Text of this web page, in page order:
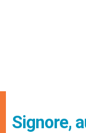
Signore,